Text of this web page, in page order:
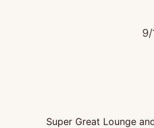
Super Great Lounge